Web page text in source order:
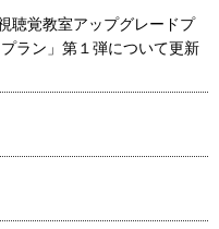
聴覚教室アップグレードプ
ラン」第１弾について更新